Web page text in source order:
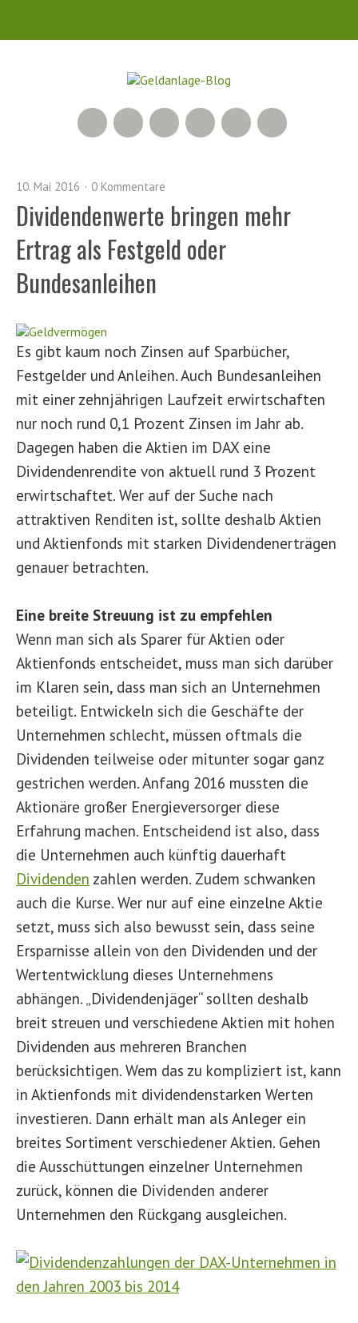
Facebook
500px
LinkedIn
Xing
RSS Feed
10. Mai 2016 0 Kommentare
Dividendenwerte bringen mehr
Ertrag als Festgeld oder
Bundesanleihen
Es gibt kaum noch Zinsen auf Sparbücher,
Festgelder und Anleihen. Auch Bundesanleihen
mit einer zehnjährigen Laufzeit erwirtschaften
nur noch rund 0,1 Prozent Zinsen im Jahr ab.
Dagegen haben die Aktien im DAX eine
Dividendenrendite von aktuell rund 3 Prozent
erwirtschaftet. Wer auf der Suche nach
attraktiven Renditen ist, sollte deshalb Aktien
und Aktienfonds mit starken Dividendenerträgen
genauer betrachten.
Eine breite Streuung ist zu empfehlen
Wenn man sich als Sparer für Aktien oder
Aktienfonds entscheidet, muss man sich darüber
im Klaren sein, dass man sich an Unternehmen
beteiligt. Entwickeln sich die Geschäfte der
Unternehmen schlecht, müssen oftmals die
Dividenden teilweise oder mitunter sogar ganz
gestrichen werden. Anfang 2016 mussten die
Aktionäre großer Energieversorger diese
Erfahrung machen. Entscheidend ist also, dass
die Unternehmen auch künftig dauerhaft
Dividenden zahlen werden. Zudem schwanken
auch die Kurse. Wer nur auf eine einzelne Aktie
setzt, muss sich also bewusst sein, dass seine
Ersparnisse allein von den Dividenden und der
Wertentwicklung dieses Unternehmens
abhängen. „Dividendenjäger“ sollten deshalb
breit streuen und verschiedene Aktien mit hohen
Dividenden aus mehreren Branchen
berücksichtigen. Wem das zu kompliziert ist, kann
in Aktienfonds mit dividendenstarken Werten
investieren. Dann erhält man als Anleger ein
breites Sortiment verschiedener Aktien. Gehen
die Ausschüttungen einzelner Unternehmen
zurück, können die Dividenden anderer
Unternehmen den Rückgang ausgleichen.